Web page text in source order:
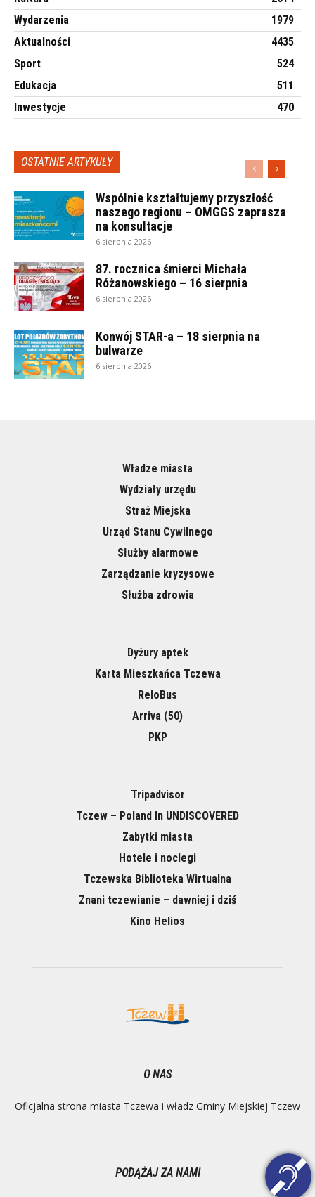
Wydarzenia
1979
Aktualności
4435
Sport
524
Edukacja
511
Inwestycje
470
OSTATNIE ARTYKUŁY
Wspólnie kształtujemy przyszłość
naszego regionu – OMGGS zaprasza
na konsultacje
6 sierpnia 2026
87. rocznica śmierci Michała
Różanowskiego – 16 sierpnia
6 sierpnia 2026
Konwój STAR-a – 18 sierpnia na
bulwarze
6 sierpnia 2026
Władze miasta
Wydziały urzędu
Straż Miejska
Urząd Stanu Cywilnego
Służby alarmowe
Zarządzanie kryzysowe
Służba zdrowia
Dyżury aptek
Karta Mieszkańca Tczewa
ReloBus
Arriva (50)
PKP
Tripadvisor
Tczew – Poland In UNDISCOVERED
Zabytki miasta
Hotele i noclegi
Tczewska Biblioteka Wirtualna
Znani tczewianie – dawniej i dziś
Kino Helios
O NAS
Oficjalna strona miasta Tczewa i władz Gminy Miejskiej Tczew
PODĄŻAJ ZA NAMI